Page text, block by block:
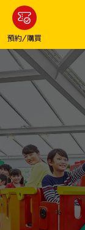
步
主
內
容
預約/購買